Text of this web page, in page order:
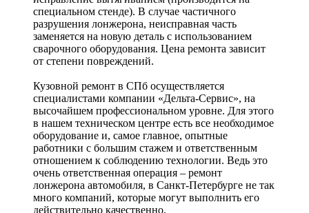
специальном стенде). В случае частичного
разрушения лонжерона, неисправная часть
заменяется на новую деталь с использованием
сварочного оборудования. Цена ремонта зависит
от степени повреждений.
Кузовной ремонт в СПб осуществляется
специалистами компании «Дельта-Сервис», на
высочайшем профессиональном уровне. Для этого
в нашем техническом центре есть все необходимое
оборудование и, самое главное, опытные
работники с большим стажем и ответственным
отношением к соблюдению технологии. Ведь это
очень ответственная операция – ремонт
лонжерона автомобиля, в Санкт-Петербурге не так
много компаний, которые могут выполнить его
действительно качественно.